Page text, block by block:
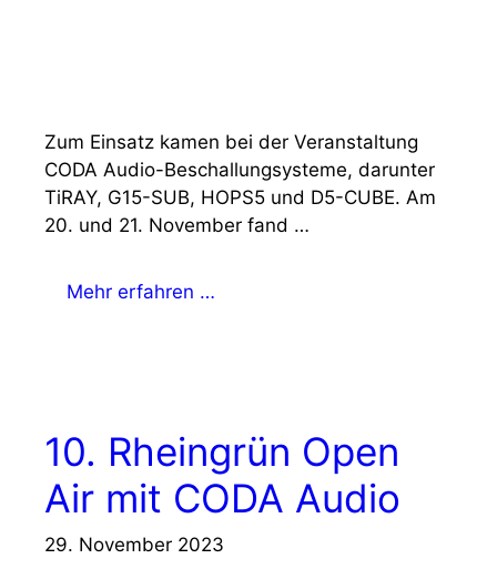
Zum Einsatz kamen bei der Veranstaltung
CODA Audio-Beschallungsysteme, darunter
TiRAY, G15-SUB, HOPS5 und D5-CUBE. Am
20. und 21. November fand …
Mehr erfahren …
10. Rheingrün Open
Air mit CODA Audio
29. November 2023